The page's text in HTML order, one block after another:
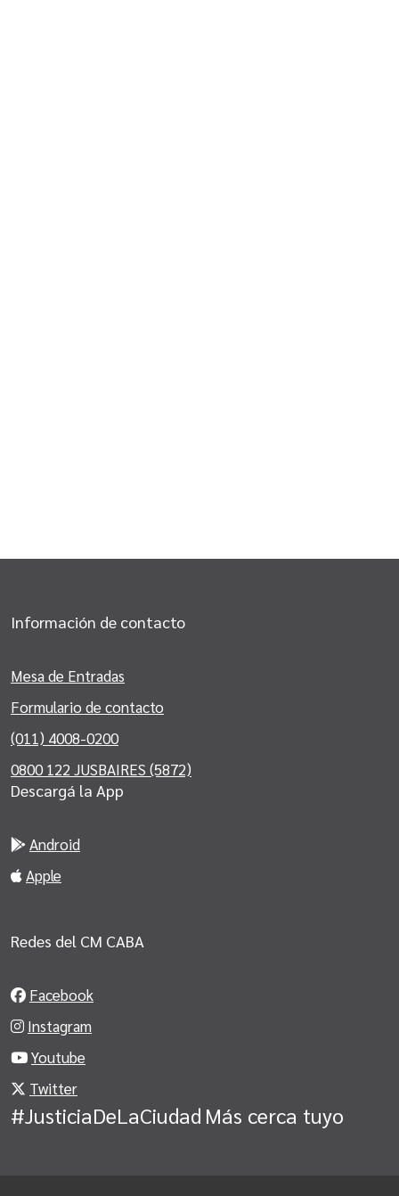
Información de contacto
Mesa de Entradas
Formulario de contacto
(011) 4008-0200
0800 122 JUSBAIRES (5872)
Descargá la App
Android
Apple
Redes del CM CABA
Facebook
Instagram
Youtube
Twitter
#JusticiaDeLaCiudad Más cerca tuyo